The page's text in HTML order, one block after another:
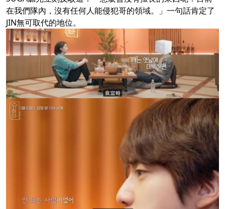
在我們隊內，沒有任何人能侵犯哥的領域。」一句話肯定了
JIN無可取代的地位。